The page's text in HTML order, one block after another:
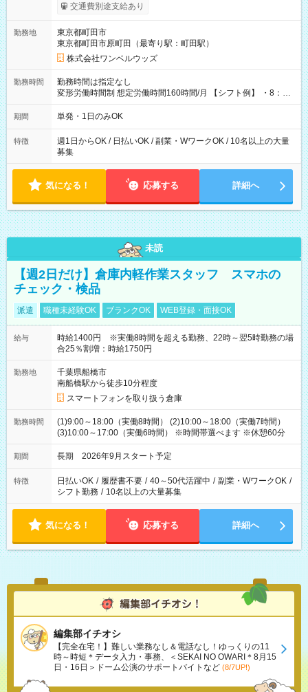
いOK！（規定あり） ┗働いたその日に現金GET♪ お仕事後はコ
ンビニATMから 日払い分を引き落とせます！ 【試用期間】試
交通費別途支給あり
勤務地
東京都町田市
東京都町田市原町田（最寄り駅：町田駅）
株式会社ワンベルウッズ
勤務時間
勤務時間は指定なし
変形労働時間制 想定労働時間160時間/月 【シフト例】 ・8：00
～21：00
期間 単発・1日のみOK
特徴
週1日からOK / 日払いOK / 副業・WワークOK / 10名以上の大量
募集
気になる！ 応募する 詳細へ
未読
【週2日だけ】倉庫内軽作業スタッフ スマホの
チェック・検品
派遣 職種未経験OK ブランクOK WEB登録・面接OK
給与
時給1400円 ※実働8時間を超える勤務、22時～翌5時勤務の場
合25％割増：時給1750円
勤務地
千葉県船橋市
南船橋駅から徒歩10分程度
スマートフォンを取り扱う倉庫
勤務時間
(1)9:00～18:00（実働8時間） (2)10:00～18:00（実働7時間）
(3)10:00～17:00（実働6時間） ※時間帯選べます ※休憩60分
期間 長期 2026年9月スタート予定
特徴 日払いOK / 履歴書不要 / 40～50代活躍中 / 副業・WワークOK /
シフト勤務 / 10名以上の大量募集
気になる！ 応募する 詳細へ
編集部イチオシ
【完全在宅！】難しい業務なし＆電話なし！ゆっくりの11
時～時短＊データ入力・事務、＜SEKAI NO OWARI＊8月15
日・16日＞ドーム公演のサポートバイトなど (8/7UP!)